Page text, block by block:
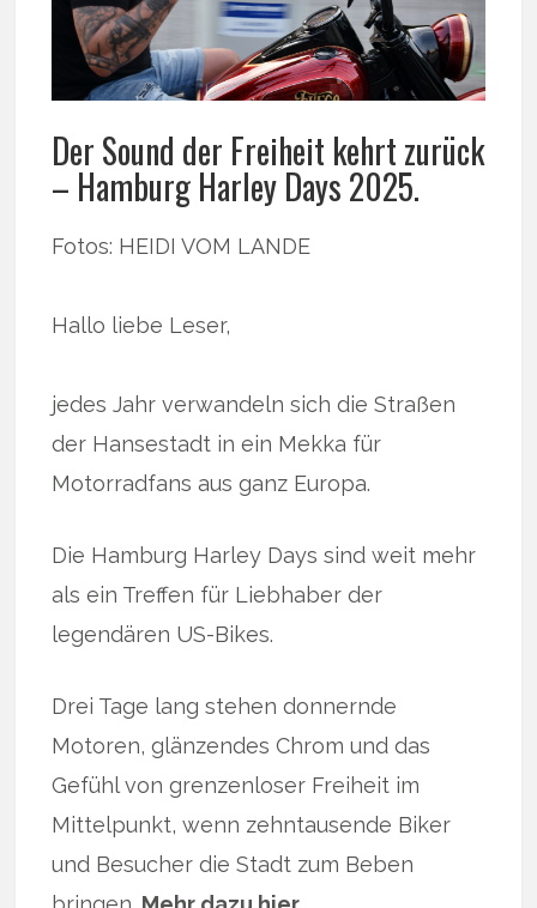
Der Sound der Freiheit kehrt zurück
– Hamburg Harley Days 2025.
Fotos: HEIDI VOM LANDE
Hallo liebe Leser,
jedes Jahr verwandeln sich die Straßen
der Hansestadt in ein Mekka für
Motorradfans aus ganz Europa.
Die Hamburg Harley Days sind weit mehr
als ein Treffen für Liebhaber der
legendären US-Bikes.
Drei Tage lang stehen donnernde
Motoren, glänzendes Chrom und das
Gefühl von grenzenloser Freiheit im
Mittelpunkt, wenn zehntausende Biker
und Besucher die Stadt zum Beben